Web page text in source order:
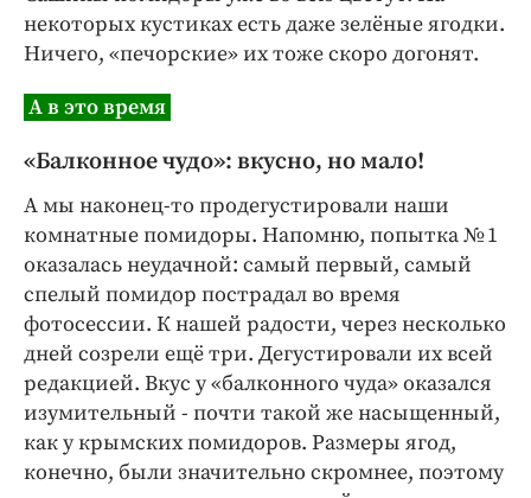
некоторых кустиках есть даже зелёные ягодки.
Ничего, «печорские» их тоже скоро догонят.
А в это время
«Балконное чудо»: вкусно, но мало!
А мы наконец-то продегустировали наши
комнатные помидоры. Напомню, попытка № 1
оказалась неудачной: самый первый, самый
спелый помидор пострадал во время
фотосессии. К нашей радости, через несколько
дней созрели ещё три. Дегустировали их всей
редакцией. Вкус у «балконного чуда» оказался
изумительный - почти такой же насыщенный,
как у крымских помидоров. Размеры ягод,
конечно, были значительно скромнее, поэтому